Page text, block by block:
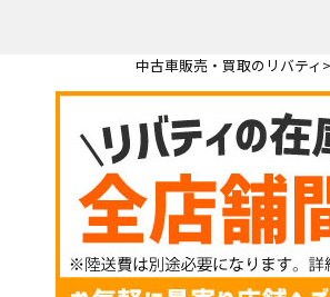
中古車販売・買取のリバティ